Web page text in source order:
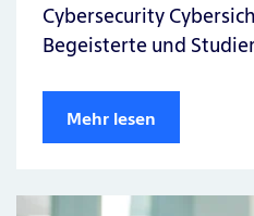
Cybersecurity
Begeisterte und
Mehr lesen